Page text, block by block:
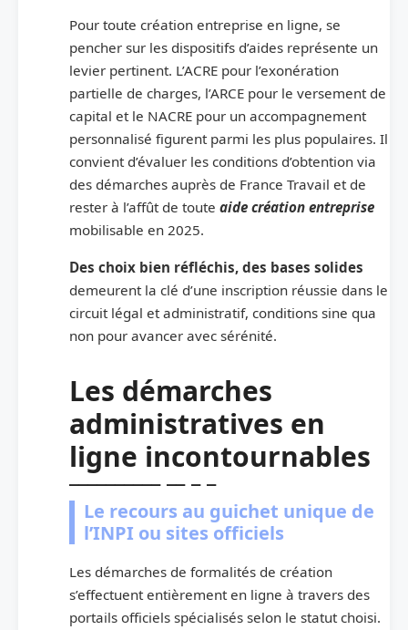
Pour toute création entreprise en ligne, se
pencher sur les dispositifs d’aides représente un
levier pertinent. L’ACRE pour l’exonération
partielle de charges, l’ARCE pour le versement de
capital et le NACRE pour un accompagnement
personnalisé figurent parmi les plus populaires. Il
convient d’évaluer les conditions d’obtention via
des démarches auprès de France Travail et de
rester à l’affût de toute aide création entreprise
mobilisable en 2025.
Des choix bien réfléchis, des bases solides
demeurent la clé d’une inscription réussie dans le
circuit légal et administratif, conditions sine qua
non pour avancer avec sérénité.
Les démarches
administratives en
ligne incontournables
Le recours au guichet unique de
l’INPI ou sites officiels
Les démarches de formalités de création
s’effectuent entièrement en ligne à travers des
portails officiels spécialisés selon le statut choisi.